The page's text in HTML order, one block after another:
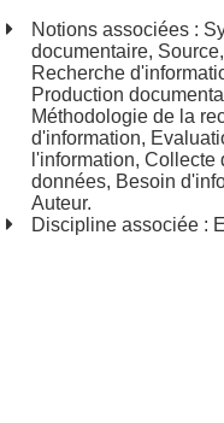
Notions associées :
documentaire, Source,
Recherche
Production
Méthodologie de la
d'information,
l'information, Collecte
données, Besoin
Auteur.
Discipline associée :